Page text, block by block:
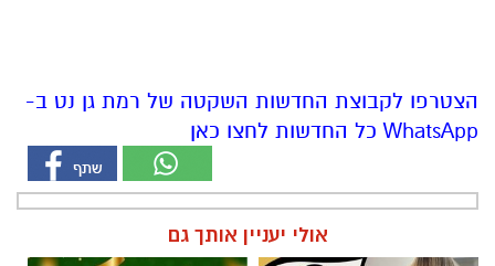
הצטרפו לקבוצת החדשות השקטה של רמת גן נט ב-
WhatsApp כל החדשות לחצו כאן
אולי יעניין אותך גם